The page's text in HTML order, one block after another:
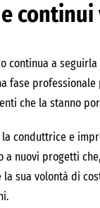
continua a
fase professionale
che la stanno
conduttrice e
a nuovi progetti
sua volontà di